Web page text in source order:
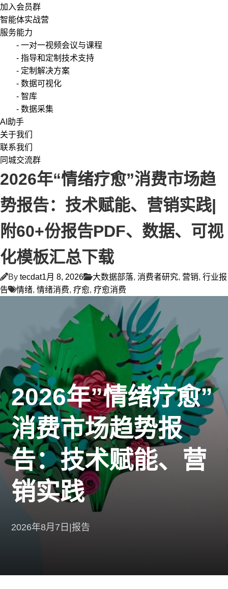
加入会员群
智能体实战营
服务能力
- 一对一视频会议与课程
- 指导和定制技术支持
- 定制解决方案
- 数据可视化
- 智库
- 数据采集
AI助手
关于我们
联系我们
同城交流群
2026年“情绪疗愈”消费市场趋
势报告：技术赋能、营销实践|
附60+份报告PDF、数据、可视
化模板汇总下载
By tecdat1月 8, 2026 大数据部落, 消费者研究, 营销, 行业报
告
情绪, 情绪消费, 疗愈, 疗愈消费
2026年”情绪疗愈”
消费市场趋势报
告：技术赋能、营
销实践
2026年8月7日 |报告